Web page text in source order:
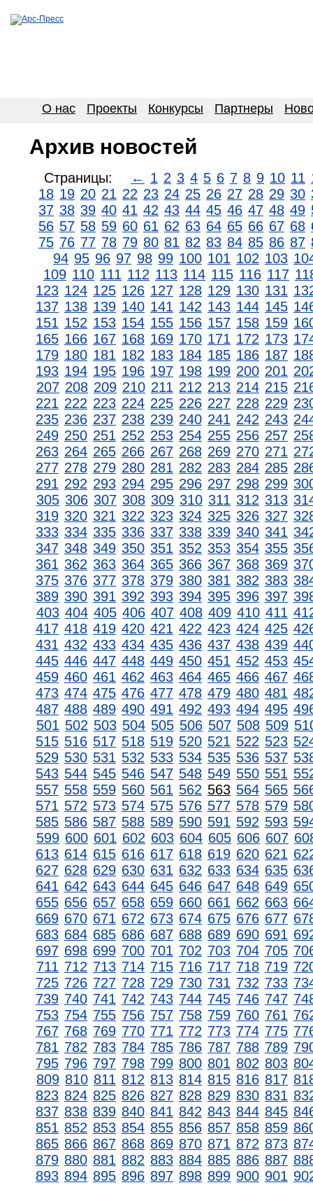
О нас Проекты Конкурсы Партнеры
Архив новостей
Страницы: ← 1 2 3 4 5 6 7 8 9 10 11
18 19 20 21 22 23 24 25 26 27 28 29 30
37 38 39 40 41 42 43 44 45 46 47 48 49
56 57 58 59 60 61 62 63 64 65 66 67 68
75 76 77 78 79 80 81 82 83 84 85 86 87
94 95 96 97 98 99 100 101 102 103
109 110 111 112 113 114 115 116 117
123 124 125 126 127 128 129 130 131
137 138 139 140 141 142 143 144 145
151 152 153 154 155 156 157 158 159
165 166 167 168 169 170 171 172 173
179 180 181 182 183 184 185 186 187
193 194 195 196 197 198 199 200 201
207 208 209 210 211 212 213 214 215
221 222 223 224 225 226 227 228 229
235 236 237 238 239 240 241 242 243
249 250 251 252 253 254 255 256 257
263 264 265 266 267 268 269 270 271
277 278 279 280 281 282 283 284 285
291 292 293 294 295 296 297 298 299
305 306 307 308 309 310 311 312 313
319 320 321 322 323 324 325 326 327
333 334 335 336 337 338 339 340 341
347 348 349 350 351 352 353 354 355
361 362 363 364 365 366 367 368 369
375 376 377 378 379 380 381 382 383
389 390 391 392 393 394 395 396 397
403 404 405 406 407 408 409 410 411
417 418 419 420 421 422 423 424 425
431 432 433 434 435 436 437 438 439
445 446 447 448 449 450 451 452 453
459 460 461 462 463 464 465 466 467
473 474 475 476 477 478 479 480 481
487 488 489 490 491 492 493 494 495
501 502 503 504 505 506 507 508 509
515 516 517 518 519 520 521 522 523
529 530 531 532 533 534 535 536 537
543 544 545 546 547 548 549 550 551
557 558 559 560 561 562 563 564 565
571 572 573 574 575 576 577 578 579
585 586 587 588 589 590 591 592 593
599 600 601 602 603 604 605 606 607
613 614 615 616 617 618 619 620 621
627 628 629 630 631 632 633 634 635
641 642 643 644 645 646 647 648 649
655 656 657 658 659 660 661 662 663
669 670 671 672 673 674 675 676 677
683 684 685 686 687 688 689 690 691
697 698 699 700 701 702 703 704 705
711 712 713 714 715 716 717 718 719
725 726 727 728 729 730 731 732 733
739 740 741 742 743 744 745 746 747
753 754 755 756 757 758 759 760 761
767 768 769 770 771 772 773 774 775
781 782 783 784 785 786 787 788 789
795 796 797 798 799 800 801 802 803
809 810 811 812 813 814 815 816 817
823 824 825 826 827 828 829 830 831
837 838 839 840 841 842 843 844 845
851 852 853 854 855 856 857 858 859
865 866 867 868 869 870 871 872 873
879 880 881 882 883 884 885 886 887
893 894 895 896 897 898 899 900 901